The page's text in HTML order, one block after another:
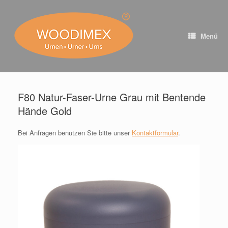
springen
Menü
F80 Natur-Faser-Urne Grau mit Bentende
Hände Gold
Bei Anfragen benutzen Sie bitte unser Kontaktformular.